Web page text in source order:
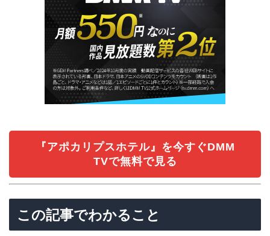
『アポカリプスホテル』を今すぐDMM
TVで無料で見る
この記事でわかること